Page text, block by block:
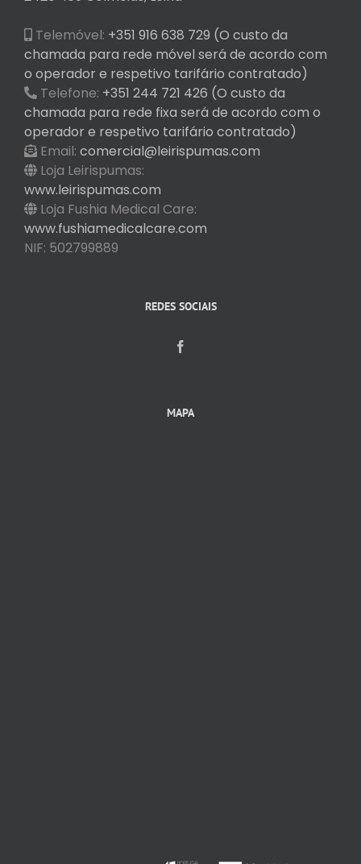
Telemóvel: +351 916 638 729 (O custo da
chamada para rede móvel será de acordo com
o operador e respetivo tarifário contratado)
Telefone: +351 244 721 426 (O custo da
chamada para rede fixa será de acordo com o
operador e respetivo tarifário contratado)
Email: comercial@leirispumas.com
Loja Leirispumas:
www.leirispumas.com
Loja Fushia Medical Care:
www.fushiamedicalcare.com
NIF: 502799889
REDES SOCIAIS
MAPA